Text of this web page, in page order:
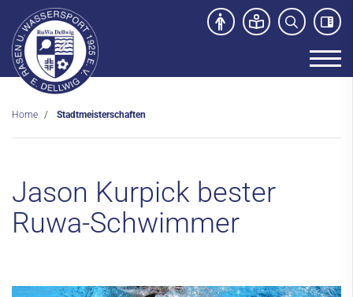
Home Stadtmeisterschaften
Jason Kurpick bester
Ruwa-Schwimmer
Sport- und Kursangebot
Freibad